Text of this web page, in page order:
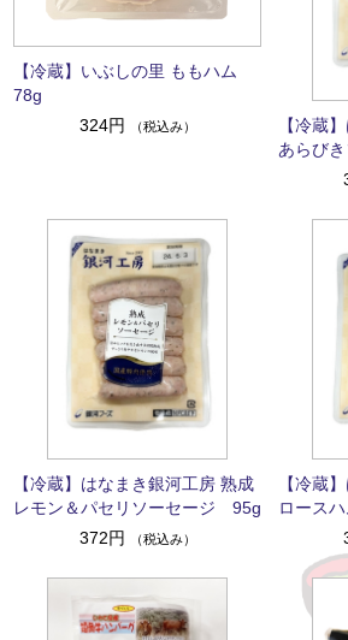
【冷蔵】いぶしの里 ももハム
78g
324円
（税込み）
【冷蔵
あらび
【冷蔵】はなまき銀河工房 熟成
レモン＆パセリソーセージ 95g
372円
（税込み）
【冷蔵
ロース